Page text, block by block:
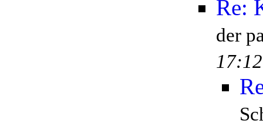
Re:
der
17:12